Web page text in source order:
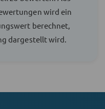
wird ein
berechnet,
dargestellt wird.